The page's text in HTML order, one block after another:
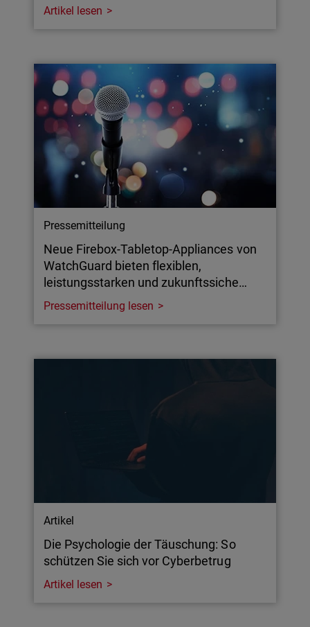
Artikel lesen
Pressemitteilung
Neue Firebox-Tabletop-Appliances von
WatchGuard bieten flexiblen,
leistungsstarken und zukunftssiche…
Pressemitteilung lesen
Artikel
Die Psychologie der Täuschung: So
schützen Sie sich vor Cyberbetrug
Artikel lesen